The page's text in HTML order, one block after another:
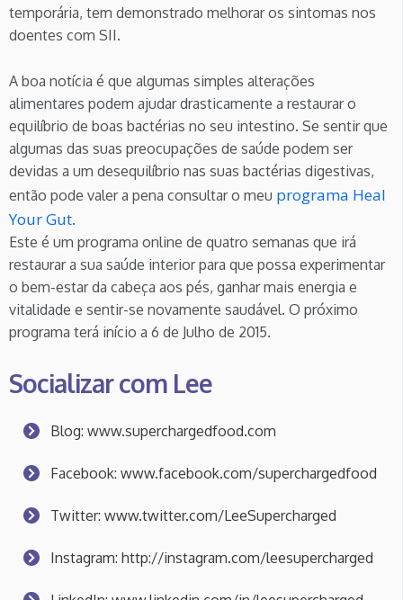
temporária, tem demonstrado melhorar os sintomas nos
doentes com SII.
A boa notícia é que algumas simples alterações
alimentares podem ajudar drasticamente a restaurar o
equilíbrio de boas bactérias no seu intestino. Se sentir que
algumas das suas preocupações de saúde podem ser
devidas a um desequilíbrio nas suas bactérias digestivas,
então pode valer a pena consultar o meu programa Heal
Your Gut.
Este é um programa online de quatro semanas que irá
restaurar a sua saúde interior para que possa experimentar
o bem-estar da cabeça aos pés, ganhar mais energia e
vitalidade e sentir-se novamente saudável. O próximo
programa terá início a 6 de Julho de 2015.
Socializar com Lee
Blog: www.superchargedfood.com
Facebook: www.facebook.com/superchargedfood
Twitter: www.twitter.com/LeeSupercharged
Instagram: http://instagram.com/leesupercharged